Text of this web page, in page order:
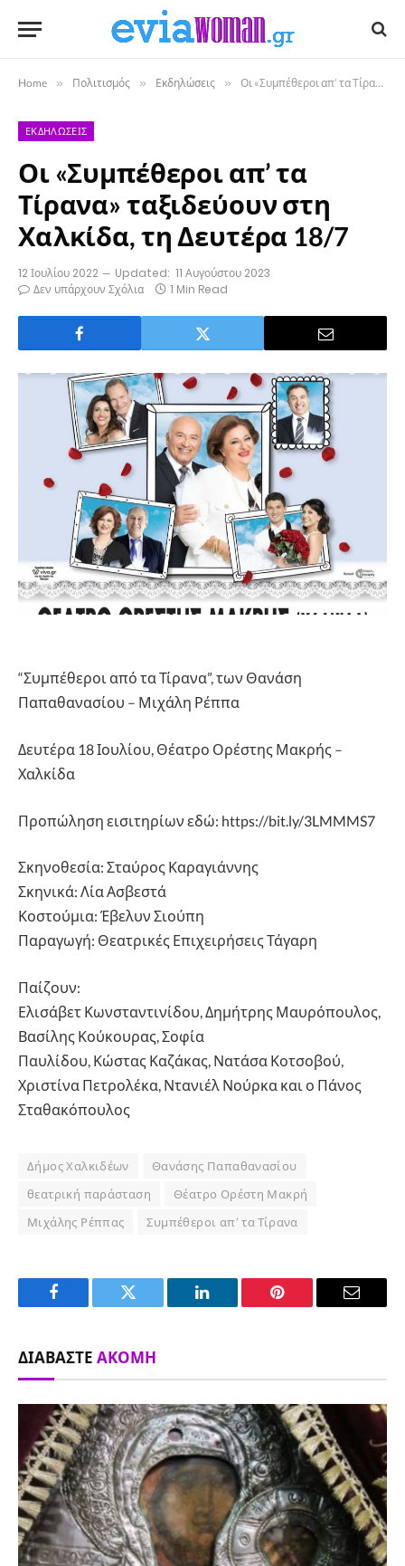
Home » Πολιτισμός » Εκδηλώσεις » Οι «Συμπέθεροι απ’ τα Τίρανα» ταξιδεύουν στη Χαλκίδα, τη Δευτέρα 18/7
ΕΚΔΗΛΏΣΕΙΣ
Οι «Συμπέθεροι απ’ τα
Τίρανα» ταξιδεύουν στη
Χαλκίδα, τη Δευτέρα 18/7
12 Ιουλίου 2022 Updated: 11 Αυγούστου 2023
Δεν υπάρχουν Σχόλια
1 Min Read
“Συμπέθεροι από τα Τίρανα”, των Θανάση
Παπαθανασίου – Μιχάλη Ρέππα
Δευτέρα 18 Ιουλίου, Θέατρο Ορέστης Μακρής –
Χαλκίδα
Προπώληση εισιτηρίων εδώ: https://bit.ly/3LMMMS7
Σκηνοθεσία: Σταύρος Καραγιάννης
Σκηνικά: Λία Ασβεστά
Κοστούμια: Έβελυν Σιούπη
Παραγωγή: Θεατρικές Επιχειρήσεις Τάγαρη
Παίζουν:
Ελισάβετ Κωνσταντινίδου, Δημήτρης Μαυρόπουλος,
Βασίλης Κούκουρας, Σοφία
Παυλίδου, Κώστας Καζάκας, Νατάσα Κοτσοβού,
Χριστίνα Πετρολέκα, Ντανιέλ Νούρκα και ο Πάνος
Σταθακόπουλος
Δήμος Χαλκιδέων
Θανάσης Παπαθανασίου
θεατρική παράσταση
Θέατρο Ορέστη Μακρή
Μιχάλης Ρέππας
Συμπέθεροι απ’ τα Τίρανα
Facebook Twitter LinkedIn Pinterest Email
ΔΙΑΒΆΣΤΕ ΑΚΌΜΗ